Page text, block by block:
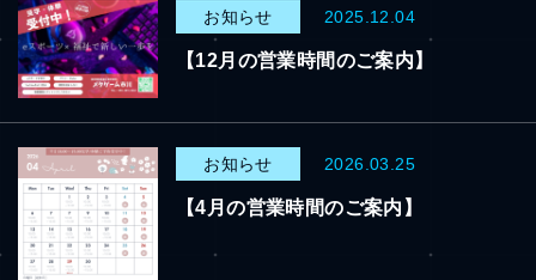
お知らせ 2025.12.04
【12月の営業時間のご案内】
お知らせ 2026.03.25
【4月の営業時間のご案内】